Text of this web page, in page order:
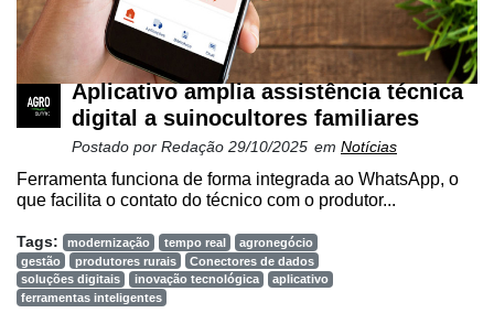
Aplicativo amplia assistência técnica
digital a suinocultores familiares
Postado por Redação 29/10/2025 em Notícias
Ferramenta funciona de forma integrada ao WhatsApp, o
que facilita o contato do técnico com o produtor...
Tags: modernização tempo real
agronegócio
gestão
produtores rurais
Conectores de dados
soluções digitais
inovação tecnológica
aplicativo
ferramentas inteligentes